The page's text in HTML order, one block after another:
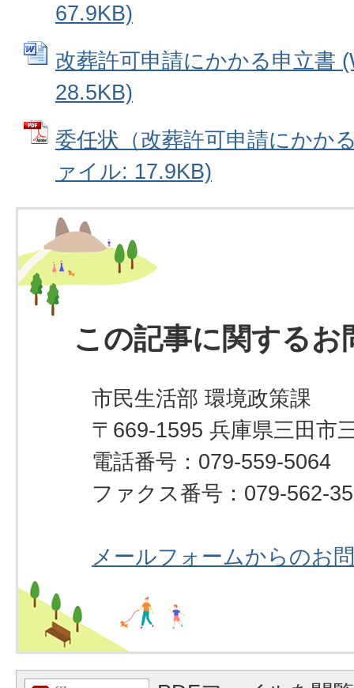
67.9KB)
改葬許可申請にかかる申立書
28.5KB)
委任状（改葬許可申請にかか
ァイル: 17.9KB)
この記事に関するお
市民生活部 環境政策課
〒669-1595 兵庫県三田市
電話番号：079-559-5064
ファクス番号：079-562-
メールフォームからのお